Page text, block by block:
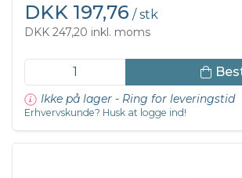
DKK 197,76 / stk
DKK 247,20 inkl. moms
Ikke på lager - Ring for leveringstid
Erhvervskunde? Husk at logge ind!